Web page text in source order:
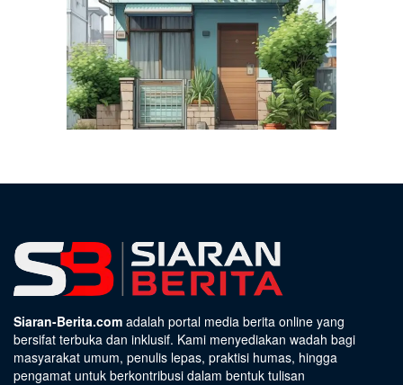
Siaran-Berita.com adalah portal media berita online yang
bersifat terbuka dan inklusif. Kami menyediakan wadah bagi
masyarakat umum, penulis lepas, praktisi humas, hingga
pengamat untuk berkontribusi dalam bentuk tulisan